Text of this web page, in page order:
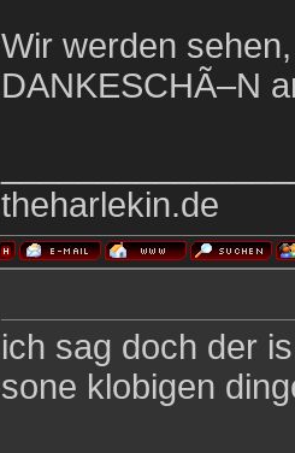
Wir werden
DANKESCHÃ–N
theharlekin.de
ich sag doch der
sone klobigen